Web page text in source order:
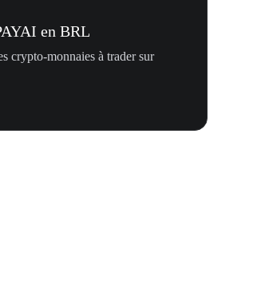
en BRL
crypto-monnaies à trader sur